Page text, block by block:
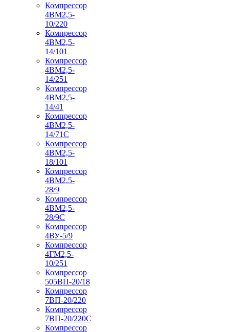
Компрессор
4ВМ2,5-
10/220
Компрессор
4ВМ2,5-
14/101
Компрессор
4ВМ2,5-
14/251
Компрессор
4ВМ2,5-
14/41
Компрессор
4ВМ2,5-
14/71C
Компрессор
4ВМ2,5-
18/101
Компрессор
4ВМ2,5-
28/9
Компрессор
4ВМ2,5-
28/9С
Компрессор
4ВУ-5/9
Компрессор
4ГМ2,5-
10/251
Компрессор
505ВП-20/18
Компрессор
7ВП-20/220
Компрессор
7ВП-20/220С
Компрессор